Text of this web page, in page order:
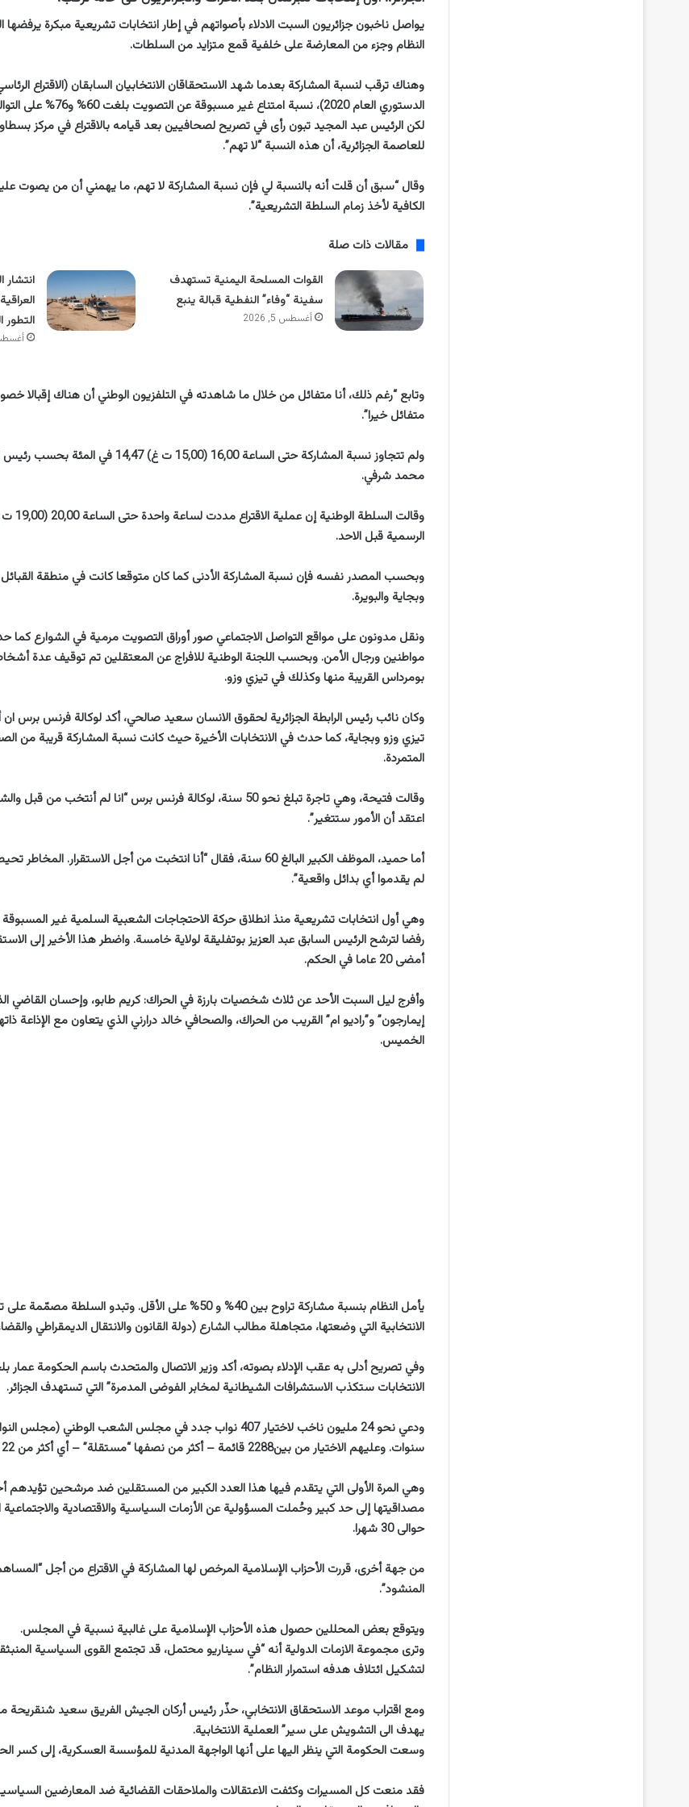
يواصل ناخبون جزائريون السبت الادلاء بأصواتهم في إطار انتخابات تشريعية مبكرة يرفضها
النظام وجزء من المعارضة على خلفية قمع متزايد من السلطات.
الدستوري العام 2020)، نسبة امتناع غير مسبوقة عن التصويت بلغت 60% و76% على التوالي.
لكن الرئيس عبد المجيد تبون رأى في تصريح لصحافيين بعد قيامه بالاقتراع في مركز
للعاصمة الجزائرية، أن هذه النسبة “لا تهم”.
وقال “سبق أن قلت أنه بالنسبة لي فإن نسبة المشاركة لا تهم، ما يهمني أن من يصوت
الكافية لأخذ زمام السلطة التشريعية”.
مقالات ذات صلة
القوات المسلحة اليمنية تستهدف
سفينة “وفاء” النفطية قبالة ينبع
أغسطس 5, 2026
التطور
أغسطس
وتابع “رغم ذلك، أنا متفائل من خلال ما شاهدته في التلفزيون الوطني أن هناك إقبالا
متفائل خيرا”.
ولم تتجاوز نسبة المشاركة حتى الساعة 16,00
محمد شرفي.
وقالت
الرسمية قبل الاحد.
وبحسب المصدر نفسه فإن نسبة المشاركة الأدنى كما كان متوقعا كانت في منطقة القبائل
وبجاية والبويرة.
ونقل مدونون على مواقع التواصل الاجتماعي صور أوراق التصويت مرمية في الشوارع
مواطنين ورجال الأمن. وبحسب اللجنة الوطنية للافراج عن المعتقلين تم توقيف عدة
بومرداس القريبة منها وكذلك في تيزي وزو.
وكان نائب رئيس الرابطة الجزائرية لحقوق الانسان سعيد صالحي، أكد لوكالة فرنس برس
تيزي وزو وبجاية، كما حدث في الانتخابات الأخيرة حيث كانت نسبة المشاركة قريبة من
المتمردة.
وقالت فتيحة، وهي تاجرة تبلغ نحو 50 سنة، لوكالة فرنس برس “انا لم
اعتقد أن الأمور ستتغير”.
أما حميد، الموظف الكبير البالغ 60 سنة، فقال “أنا انتخبت من أجل الاستقرار.
لم يقدموا أي بدائل واقعية”.
رفضا لترشح الرئيس السابق عبد العزيز بوتفليقة لولاية خامسة. واضطر هذا الأخير إلى
أمضى 20 عاما في الحكم.
وأفرج ليل السبت الأحد عن ثلاث شخصيات بارزة في الحراك: كريم طابو، وإحسان القاضي
إيمارجون” و”راديو ام” القريب من الحراك، والصحافي خالد درارني الذي يتعاون مع الإذاعة
الخميس.
يأمل النظام بنسبة مشاركة تراوح بين 40% و 50% على الأقل. وتبدو
الانتخابية التي وضعتها، متجاهلة مطالب الشارع (دولة القانون والانتقال الديمقراطي
وفي تصريح أدلى به عقب الإدلاء بصوته، أكد وزير الاتصال والمتحدث باسم الحكومة عمار
الانتخابات ستكذب الاستشرافات الشيطانية لمخابر الفوضى المدمرة” التي تستهدف الجزائر.
ودعي نحو 24 مليون ناخب لاختيار 407 نواب جدد في مجلس الشعب
سنوات. وعليهم الاختيار من بين2288 قائمة – أكثر من نصفها “مستقلة” – أي أكثر من 22 ألف مرشح.
وهي المرة الأولى التي يتقدم فيها هذا العدد الكبير من المستقلين ضد مرشحين
مصداقيتها إلى حد كبير وحُملت المسؤولية عن الأزمات السياسية والاقتصادية والاجتماعية
حوالى 30 شهرا.
من جهة أخرى، قررت الأحزاب الإسلامية المرخص لها المشاركة في الاقتراع من أجل
المنشود”.
ويتوقع بعض المحللين حصول هذه الأحزاب الإسلامية على غالبية نسبية في المجلس.
وترى مجموعة الازمات الدولية أنه “في سيناريو محتمل، قد تجتمع القوى السياسية
لتشكيل ائتلاف هدفه استمرار النظام”.
ومع اقتراب موعد الاستحقاق الانتخابي، حذّر رئيس أركان الجيش الفريق سعيد
يهدف الى التشويش على سير” العملية الانتخابية.
وسعت الحكومة التي ينظر اليها على أنها الواجهة المدنية للمؤسسة العسكرية، إلى كسر
فقد منعت كل المسيرات وكثفت الاعتقالات والملاحقات القضائية ضد المعارضين